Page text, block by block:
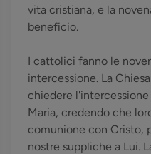
vita cristiana, e la
beneficio.
I cattolici fanno le
intercessione. La
chiedere
Maria, credendo che
comunione con Cristo,
nostre suppliche a Lui.